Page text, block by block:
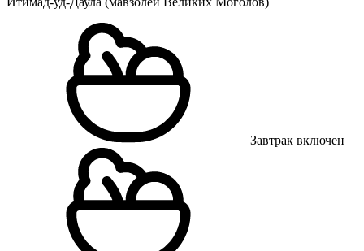
Завтрак включен